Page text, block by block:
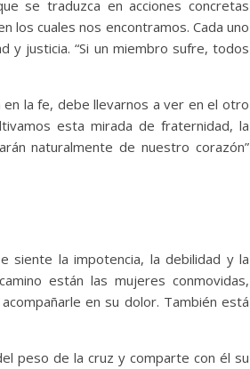
se traduzca en acciones concretas
los cuales nos encontramos. Cada uno
y justicia. “Si un miembro sufre, todos
en la fe, debe llevarnos a ver en el otro
esta mirada de fraternidad, la
naturalmente de nuestro corazón”
siente la impotencia, la debilidad y la
están las mujeres conmovidas,
en su dolor. También está
peso de la cruz y comparte con él su